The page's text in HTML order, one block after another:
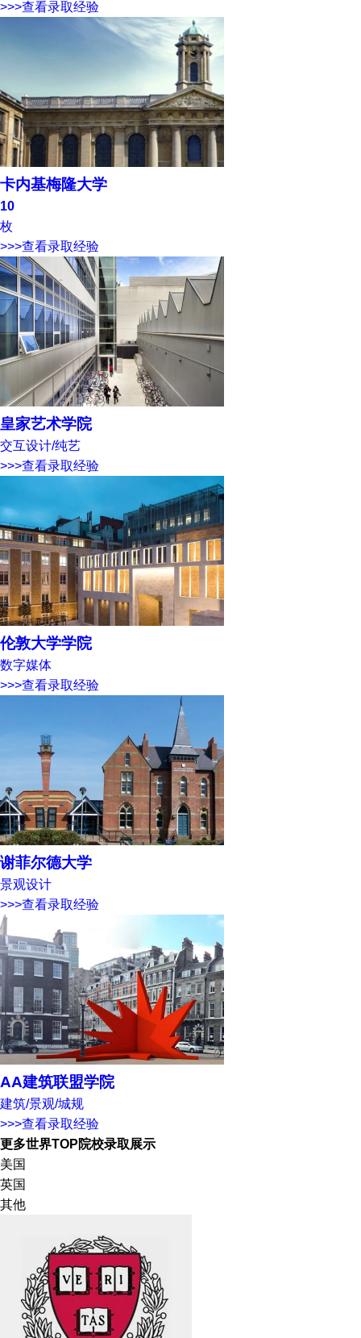
>>>查看录取经验
卡内基梅隆大学
10
枚
>>>查看录取经验
皇家艺术学院
交互设计/纯艺
>>>查看录取经验
伦敦大学学院
数字媒体
>>>查看录取经验
谢菲尔德大学
景观设计
>>>查看录取经验
AA建筑联盟学院
建筑/景观/城规
>>>查看录取经验
更多世界TOP院校录取展示
美国
英国
其他